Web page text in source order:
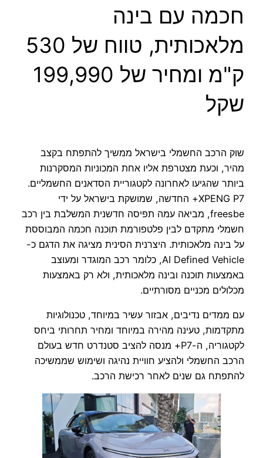
חכמה עם בינה
מלאכותית, טווח של 530
ק"מ ומחיר של 199,990
שקל
שוק הרכב החשמלי בישראל ממשיך להתפתח בקצב
מהיר, וכעת מצטרפת אליו אחת המכוניות המסקרנות
ביותר שהגיעו לאחרונה לקטגוריית הסדאנים החשמליים.
XPENG P7+ החדשה, שמושקת בישראל על ידי
freesbe, מביאה עמה תפיסה חדשנית המשלבת בין רכב
חשמלי מתקדם לבין פלטפורמת תוכנה חכמה המבוססת
על בינה מלאכותית. היצרנית הסינית מציגה את הדגם כ-
AI Defined Vehicle, כלומר רכב המוגדר ומעוצב
באמצעות תוכנה ובינה מלאכותית, ולא רק באמצעות
מכלולים מכניים מסורתיים.
עם ממדים נדיבים, אבזור עשיר במיוחד, טכנולוגיות
מתקדמות, טעינה מהירה במיוחד ומחיר תחרותי ביחס
לקטגוריה, ה-P7+ מנסה להציב סטנדרט חדש בעולם
הרכב החשמלי ולהציע חוויית נהיגה ושימוש שממשיכה
להתפתח גם שנים לאחר רכישת הרכב.